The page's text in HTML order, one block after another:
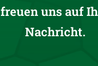
freuen uns auf
Nachricht.